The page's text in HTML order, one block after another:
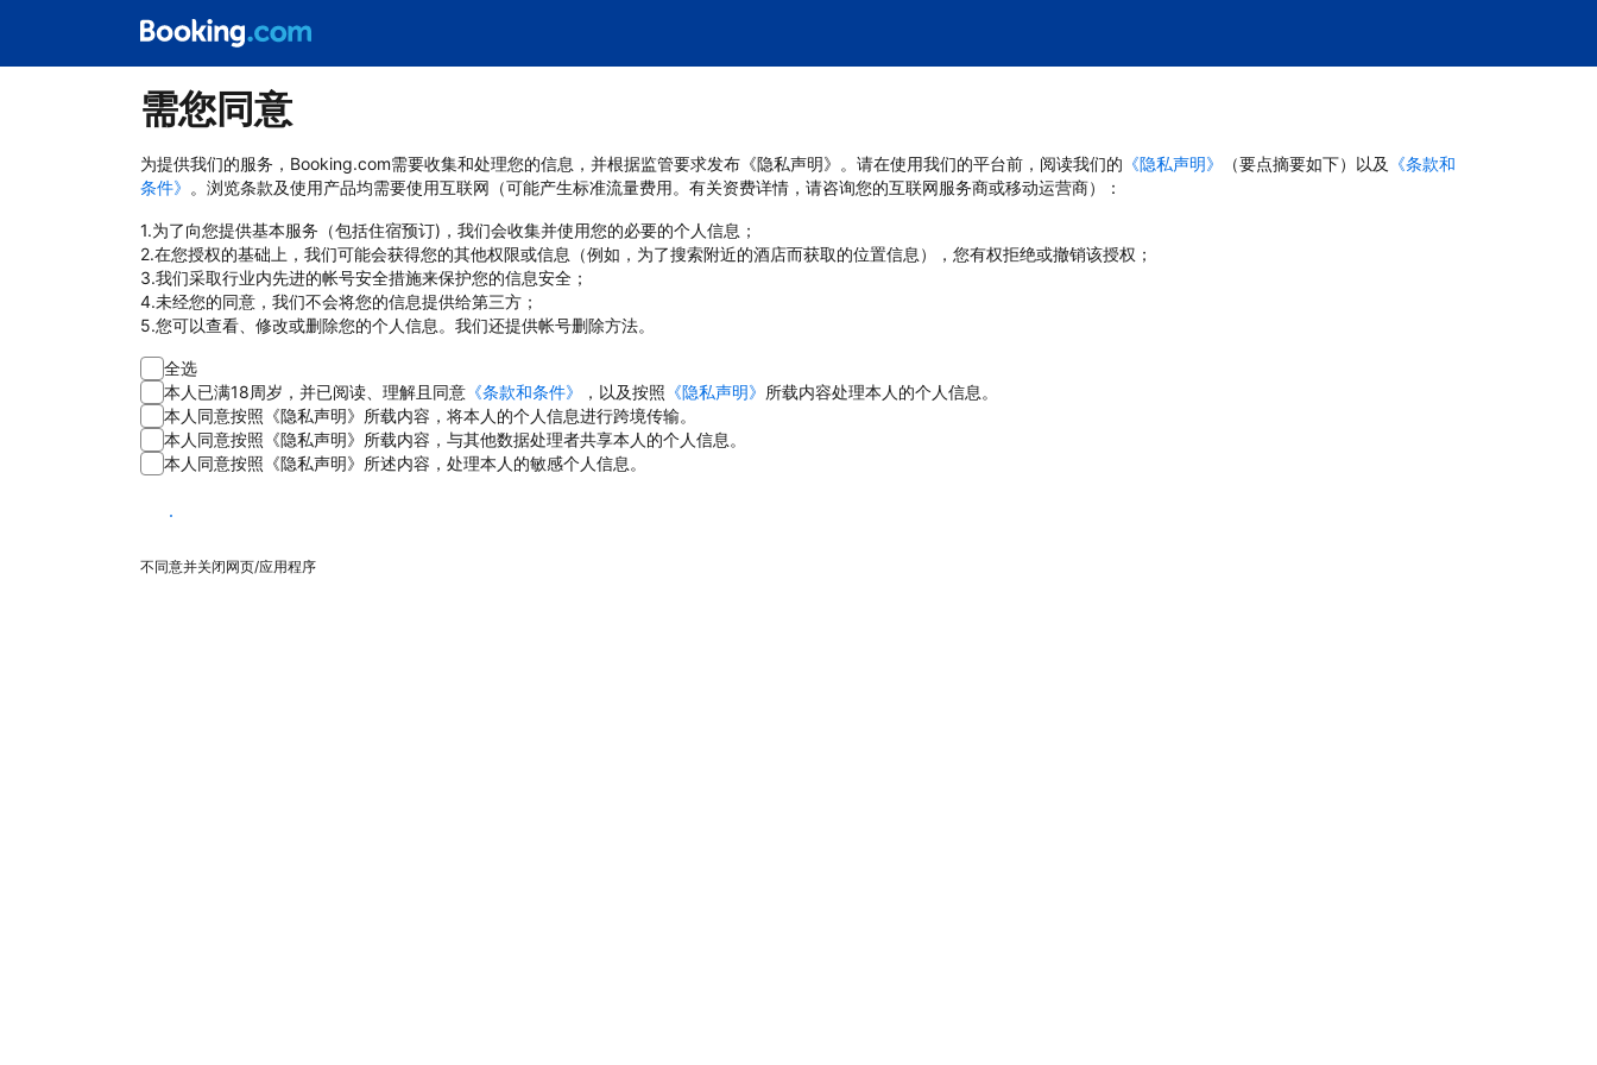
需您同意
为提供我们的服务，Booking.com需要收集和处理您的信息，并根据监管要求发布《隐私声明》。请在使用我们的平台前，阅读我们的 《隐私声明》 （要点摘要如下）以及 《条款和
条件》 。浏览条款及使用产品均需要使用互联网（可能产生标准流量费用。有关资费详情，请咨询您的互联网服务商或移动运营商）：
1.为了向您提供基本服务（包括住宿预订)，我们会收集并使用您的必要的个人信息；
2.在您授权的基础上，我们可能会获得您的其他权限或信息（例如，为了搜索附近的酒店而获取的位置信息），您有权拒绝或撤销该授权；
3.我们采取行业内先进的帐号安全措施来保护您的信息安全；
4.未经您的同意，我们不会将您的信息提供给第三方；
5.您可以查看、修改或删除您的个人信息。我们还提供帐号删除方法。
全选
本人已满18周岁，并已阅读、理解且同意 《条款和条件》 ，以及按照 《隐私声明》 所载内容处理本人的个人信息。
本人同意按照《隐私声明》所载内容，将本人的个人信息进行跨境传输。
本人同意按照《隐私声明》所载内容，与其他数据处理者共享本人的个人信息。
本人同意按照《隐私声明》所述内容，处理本人的敏感个人信息。
同意
不同意并关闭网页/应用程序